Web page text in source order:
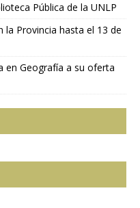
Pública de la UNLP
la Provincia hasta el 13 de
en Geografía a su oferta